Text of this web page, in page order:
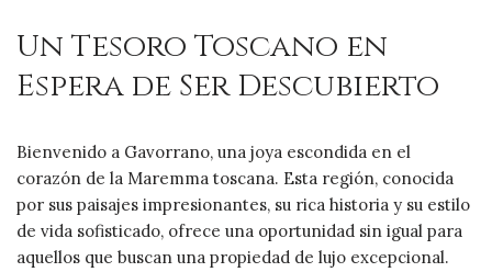
Un Tesoro Toscano en
Espera de Ser Descubierto
Bienvenido a Gavorrano, una joya escondida en el
corazón de la Maremma toscana. Esta región, conocida
por sus paisajes impresionantes, su rica historia y su estilo
de vida sofisticado, ofrece una oportunidad sin igual para
aquellos que buscan una propiedad de lujo excepcional.